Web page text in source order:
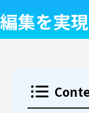
集を実